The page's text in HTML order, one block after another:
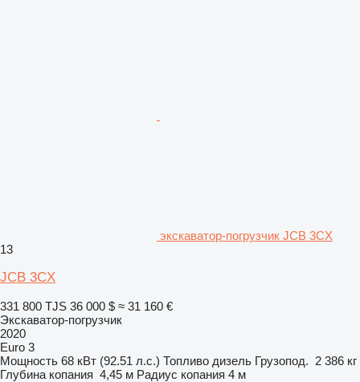
экскаватор-погрузчик JCB 3CX
13
JCB 3CX
331 800 TJS 36 000 $ ≈ 31 160 €
Экскаватор-погрузчик
2020
Euro 3
Мощность 68 кВт (92.51 л.с.) Топливо дизель Грузопод. 2 386 кг
Глубина копания 4,45 м Радиус копания 4 м